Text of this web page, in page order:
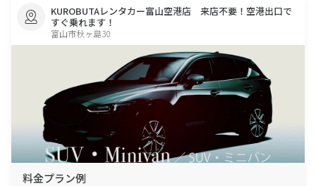
KUROBUTAレンタカー富山空港店 来店不要！空港出口で
すぐ乗れます！
富山市秋ヶ島30
料金プラン例